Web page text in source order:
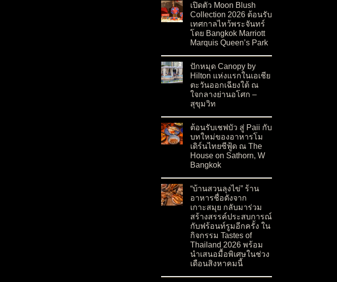
เปิดตัว Moon Blush
Collection 2026 ต้อนรับ
เทศกาลไหว้พระจันทร์
โดย Bangkok Marriott
Marquis Queen’s Park
ปักหมุด Canopy by
Hilton แห่งแรกในเอเชีย
ตะวันออกเฉียงใต้ ณ
ใจกลางย่านอโศก –
สุขุมวิท
ต้อนรับเชฟบัว สู่ Paii กับ
บทใหม่ของอาหารโม
เดิร์นไทยซีฟู้ด ณ The
House on Sathorn, W
Bangkok
“บ้านสวนลุงไข่” ร้าน
อาหารชื่อดังจาก
เกาะสมุย กลับมาร่วม
สร้างสรรค์ประสบการณ์
กับฟร้อนท์รูมอีกครั้ง ใน
กิจกรรม Tastes of
Thailand 2026 พร้อม
นำเสนอมื้อพิเศษในช่วง
เดือนสิงหาคมนี้